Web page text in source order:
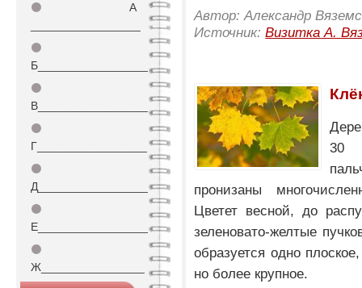
⚫
А
⚫
Б_________________
⚫
В_________________
⚫
Г_________________
⚫
Д_________________
⚫
Е_________________
⚫
Ж________________
Автор: Александр
Источник:Визитка А.
30
пронизаны
Цветет весной, до
зеленовато-желтые
образуется одно
но более крупное.